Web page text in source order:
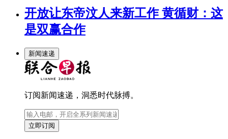
开放让东帝汶人来新工作 黄循财：这
是双赢合作
新闻速递
订阅新闻速递，洞悉时代脉搏。
立即订阅